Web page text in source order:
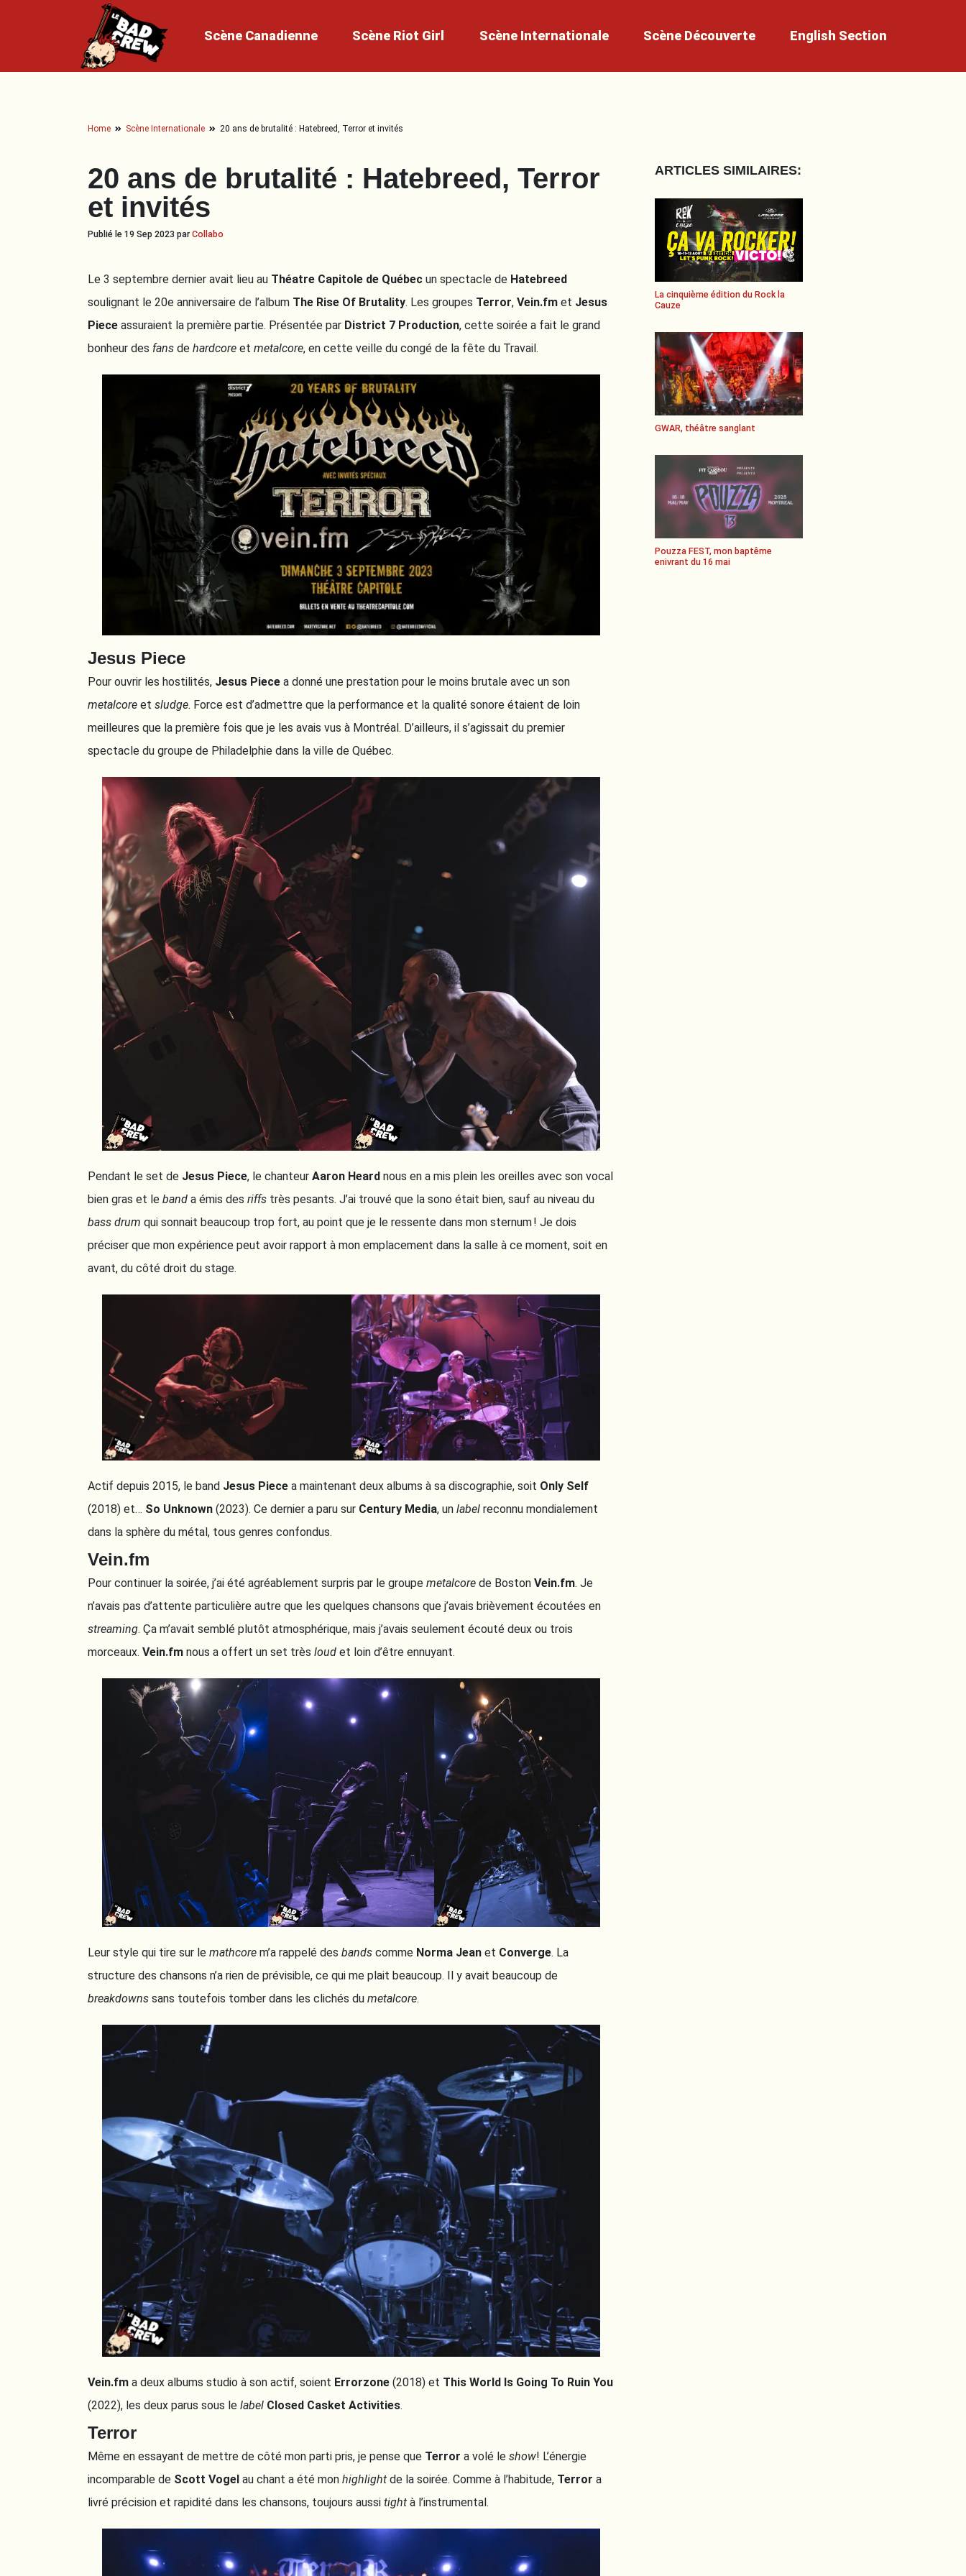
Scène Canadienne Scène Riot Girl Scène Internationale Scène Découverte English Section
Home Scène Internationale 20 ans de brutalité : Hatebreed, Terror et invités
20 ans de brutalité : Hatebreed, Terror
et invités
Publié le 19 Sep 2023 parCollabo
Le 3 septembre dernier avait lieu au Théatre Capitole de Québec un spectacle de Hatebreed
soulignant le 20e anniversaire de l’album The Rise Of Brutality. Les groupes Terror, Vein.fm et Jesus
Piece assuraient la première partie. Présentée par District 7 Production, cette soirée a fait le grand
bonheur des fans de hardcore et metalcore, en cette veille du congé de la fête du Travail.
Jesus Piece
Pour ouvrir les hostilités, Jesus Piece a donné une prestation pour le moins brutale avec un son
metalcore et sludge. Force est d’admettre que la performance et la qualité sonore étaient de loin
meilleures que la première fois que je les avais vus à Montréal. D’ailleurs, il s’agissait du premier
spectacle du groupe de Philadelphie dans la ville de Québec.
Pendant le set de Jesus Piece, le chanteur Aaron Heard nous en a mis plein les oreilles avec son vocal
bien gras et le band a émis des riffs très pesants. J’ai trouvé que la sono était bien, sauf au niveau du
bass drum qui sonnait beaucoup trop fort, au point que je le ressente dans mon sternum ! Je dois
préciser que mon expérience peut avoir rapport à mon emplacement dans la salle à ce moment, soit en
avant, du côté droit du stage.
Actif depuis 2015, le band Jesus Piece a maintenant deux albums à sa discographie, soit Only Self
(2018) et… So Unknown (2023). Ce dernier a paru sur Century Media, un label reconnu mondialement
dans la sphère du métal, tous genres confondus.
Vein.fm
Pour continuer la soirée, j’ai été agréablement surpris par le groupe metalcore de Boston Vein.fm. Je
n’avais pas d’attente particulière autre que les quelques chansons que j’avais brièvement écoutées en
streaming. Ça m’avait semblé plutôt atmosphérique, mais j’avais seulement écouté deux ou trois
morceaux. Vein.fm nous a offert un set très loud et loin d’être ennuyant.
Leur style qui tire sur le mathcore m’a rappelé des bands comme Norma Jean et Converge. La
structure des chansons n’a rien de prévisible, ce qui me plait beaucoup. Il y avait beaucoup de
breakdowns sans toutefois tomber dans les clichés du metalcore.
Vein.fm a deux albums studio à son actif, soient Errorzone (2018) et This World Is Going To Ruin You
(2022), les deux parus sous le label Closed Casket Activities.
Terror
Même en essayant de mettre de côté mon parti pris, je pense que Terror a volé le show! L’énergie
incomparable de Scott Vogel au chant a été mon highlight de la soirée. Comme à l’habitude, Terror a
livré précision et rapidité dans les chansons, toujours aussi tight à l’instrumental.
ARTICLES SIMILAIRES:
La cinquième édition du Rock la
Cauze
GWAR, théâtre sanglant
Pouzza FEST, mon baptême
enivrant du 16 mai